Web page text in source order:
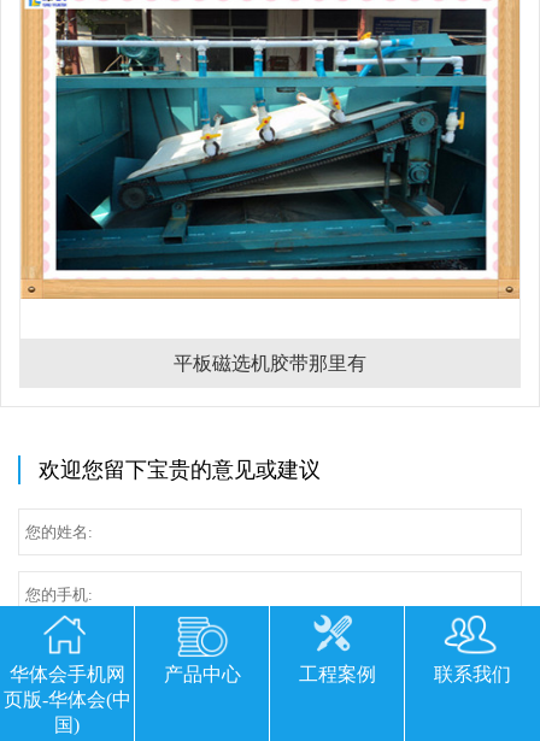
平板磁选机胶带那里有
欢迎您留下宝贵的意见或建议
华体会手机网
页版-华体会(中
国)
产品中心 工程案例 联系我们